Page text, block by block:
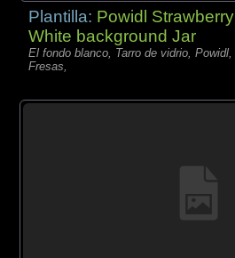
Plantilla: Powidl Strawberry
White background Jar
El fondo blanco, Tarro de vidrio, Powidl,
Fresas,